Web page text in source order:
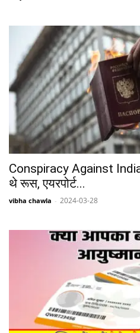
Conspiracy Against
थे रूस, एयरपोर्ट...
vibha chawla - 2024-03-28